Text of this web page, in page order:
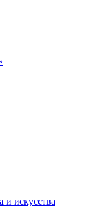
искусства